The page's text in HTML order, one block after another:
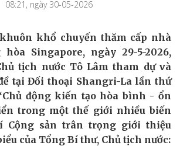
08:21, ngày 30-05-2026
khổ chuyến thăm cấp nhà
Singapore, ngày 29-5-2026,
tịch nước Tô Lâm tham dự và
tại Đối thoại Shangri-La lần thứ
động kiến tạo hòa bình - ổn
trong một thế giới nhiều biến
Cộng sản trân trọng giới thiệu
của Tổng Bí thư, Chủ tịch nước: